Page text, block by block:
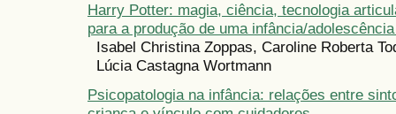
Harry Potter: magia, ciência, tecnologia
para a produção de uma infância/
Isabel Christina Zoppas, Caroline Roberta
Lúcia Castagna Wortmann
Psicopatologia na infância: relações entre